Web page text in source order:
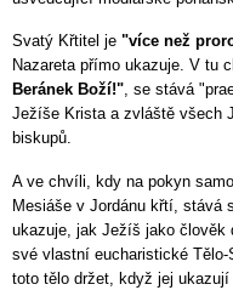
Svatý Křtitel je "více než
Nazareta přímo ukazuje. V tu
Beránek Boží!", se stává
Ježíše Krista a zvláště všech
biskupů.
A ve chvíli, kdy na pokyn
Mesiáše v Jordánu křtí, stává
ukazuje, jak Ježíš jako člověk
své vlastní eucharistické
toto tělo držet, když jej